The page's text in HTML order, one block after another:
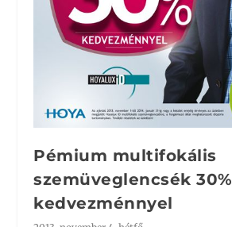
Pémium multifokális
szemüveglencsék 30%
kedvezménnyel